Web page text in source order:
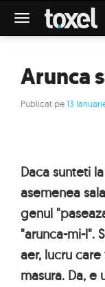
Meniu
Arunca
Publicat pe13
Daca sunteti
asemenea
genul
"arunca-mi-l".
aer, lucru
masura. Da, e